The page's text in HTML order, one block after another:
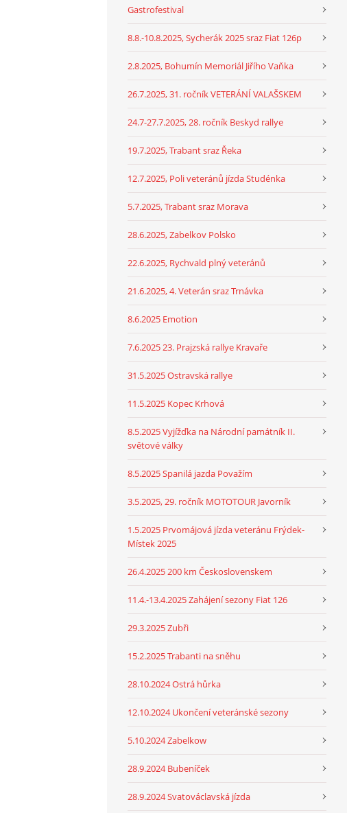
Gastrofestival
8.8.-10.8.2025, Sycherák 2025 sraz Fiat 126p
2.8.2025, Bohumín Memoriál Jiřího Vaňka
26.7.2025, 31. ročník VETERÁNÍ VALAŠSKEM
24.7-27.7.2025, 28. ročník Beskyd rallye
19.7.2025, Trabant sraz Řeka
12.7.2025, Poli veteránů jízda Studénka
5.7.2025, Trabant sraz Morava
28.6.2025, Zabelkov Polsko
22.6.2025, Rychvald plný veteránů
21.6.2025, 4. Veterán sraz Trnávka
8.6.2025 Emotion
7.6.2025 23. Prajzská rallye Kravaře
31.5.2025 Ostravská rallye
11.5.2025 Kopec Krhová
8.5.2025 Vyjížďka na Národní památník II.
světové války
8.5.2025 Spanilá jazda Považím
3.5.2025, 29. ročník MOTOTOUR Javorník
1.5.2025 Prvomájová jízda veteránu Frýdek-
Místek 2025
26.4.2025 200 km Československem
11.4.-13.4.2025 Zahájení sezony Fiat 126
29.3.2025 Zubři
15.2.2025 Trabanti na sněhu
28.10.2024 Ostrá hůrka
12.10.2024 Ukončení veteránské sezony
5.10.2024 Zabelkow
28.9.2024 Bubeníček
28.9.2024 Svatováclavská jízda